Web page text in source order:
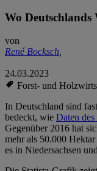
Wo Deutschlands
von
René Bocksch,
24.03.2023
Forst- und
In Deutschland sind
bedeckt, wie Daten
Gegenüber 2016 hat
mehr als 50.000
es in Niedersachsen